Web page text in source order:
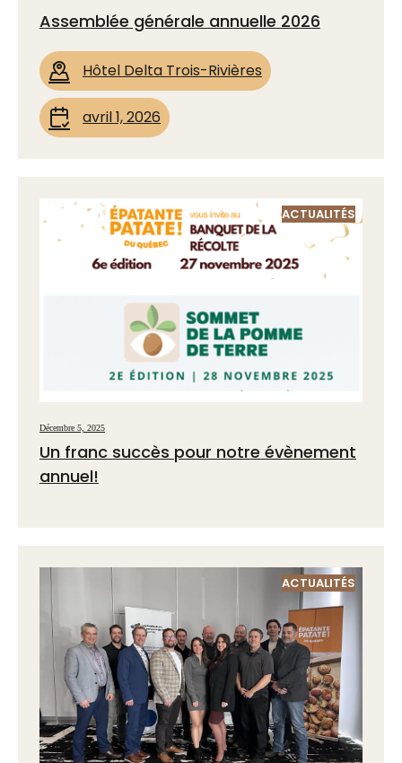
Assemblée générale annuelle 2026
Hôtel Delta Trois-Rivières
avril 1, 2026
ACTUALITÉS
Décembre 5, 2025
Un franc succès pour notre évènement
annuel!
ACTUALITÉS